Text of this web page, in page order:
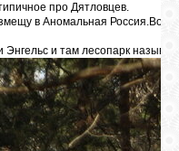
про Дятловцев.
в Аномальная Россия.Вот ,
Энгельс и там лесопарк